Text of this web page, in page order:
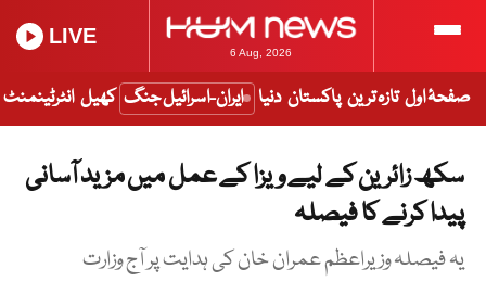
6 Aug, 2026
LIVE
صفحۂ اول تازہ ترین پاکستان دنیا ایران-اسرائیل جنگ کھیل انٹرٹینمنٹ
سکھ زائرین کے لیے ویزا کے عمل میں مزید آسانی
پیدا کرنے کا فیصلہ
یہ فیصلہ وزیراعظم عمران خان کی ہدایت پر آج وزارت